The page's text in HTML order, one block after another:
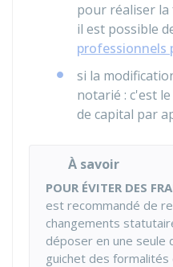
pour réaliser la
il est possible
professionnels
si la
notarié : c'est
de capital par
À savoir
POUR ÉVITER DES
est recommandé de
changements
déposer en une seule
guichet des